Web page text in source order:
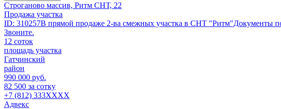
Строганово массив, Ритм СНТ, 22
Продажа участка
ID: 310257В прямой продаже 2-ва смежных участка в СНТ "Ритм"Документы
Звоните.
12 соток
площадь участка
Гатчинский
район
990 000 руб.
82 500 за сотку
+7 (812) 333XXXX
Адвекс